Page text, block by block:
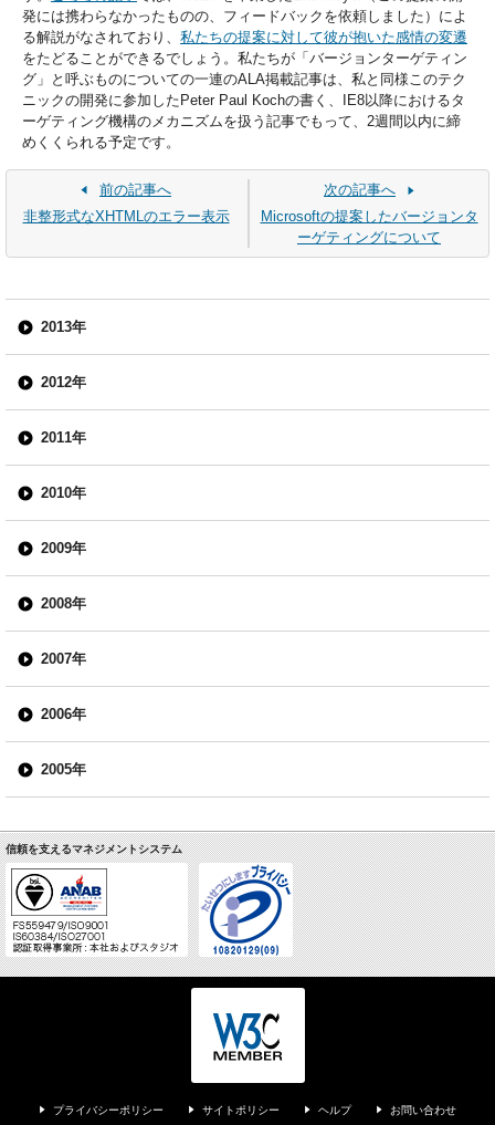
発には携わらなかったものの、フィードバックを依頼しました）によ
る解説がなされており、 私たちの提案に対して彼が抱いた感情の変遷
をたどることができるでしょう。私たちが「バージョンターゲティン
グ」と呼ぶものについての一連のALA掲載記事は、私と同様このテク
ニックの開発に参加したPeter Paul Kochの書く、IE8以降におけるタ
ーゲティング機構のメカニズムを扱う記事でもって、2週間以内に締
めくくられる予定です。
前の記事へ
非整形式なXHTMLのエラー表示
次の記事へ
Microsoftの提案したバージョンタ
ーゲティングについて
2013年
2012年
2011年
2010年
2009年
2008年
2007年
2006年
2005年
信頼を支えるマネジメントシステム
プライバシーポリシー サイトポリシー ヘルプ お問い合わせ